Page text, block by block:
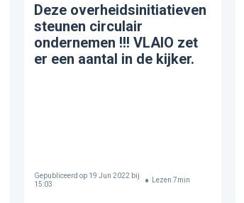
Deze overheidsinitiatieven
steunen circulair
ondernemen !!! VLAIO zet
er een aantal in de kijker.​
Gepubliceerd op19 Jun 2022 bij
15:03
Lezen 7min